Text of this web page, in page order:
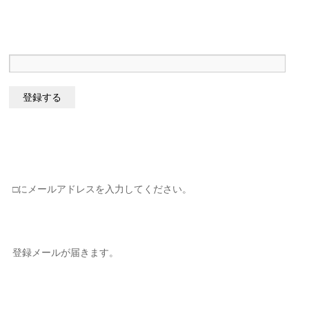
□にメールアドレスを入力してください。
登録メールが届きます。